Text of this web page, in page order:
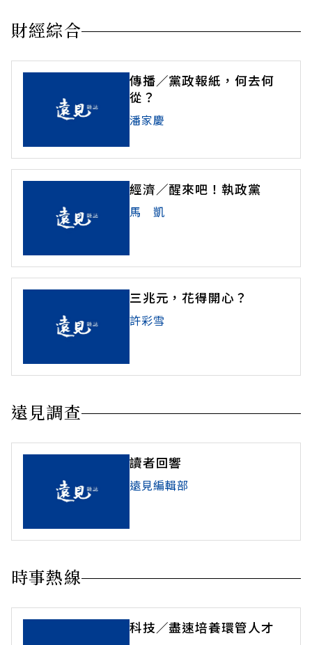
財經綜合
傳播／黨政報紙，何去何
從？
潘家慶
經濟／醒來吧！執政黨
馬 凱
三兆元，花得開心？
許彩雪
遠見調查
讀者回響
遠見編輯部
時事熱線
科技／盡速培養環管人才